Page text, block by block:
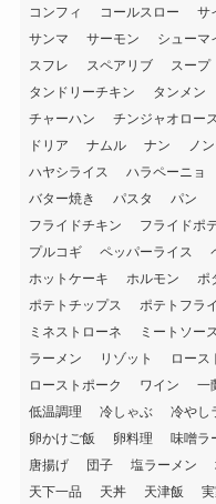
コンフィ
コールスロー サ
サンマ
サーモン シューマ
スフレ
スペアリブ スープ
タンドリーチキン
タンメン
チャーハン
チンジャオロース
ドリア
ナムル ナン ノ
ハヤシライス
ハラペーニョ
バター焼き
パスタ パン
フライドチキン
フライドポ
プルコギ
ペッパーライス
ホットケーキ
ホルモン ポ
ポテトチップス
ポテトフライ
ミネストローネ
ミートソース
ラーメン
リゾット ロース
ローストポーク
ワイン 一
低温調理
冷しゃぶ 冷やし
卵かけご飯
卵料理 味噌ラ
唐揚げ
団子 塩ラーメン
天下一品
天丼 天津飯